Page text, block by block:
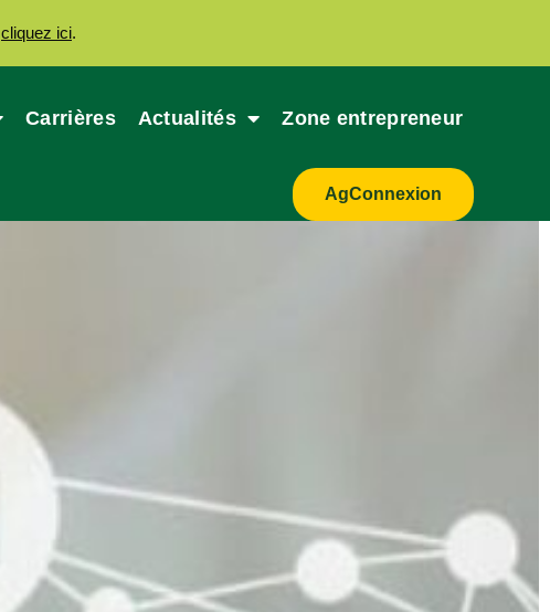
Carrières Actualités Zone entrepreneur
AgConnexion
cliquez ici.